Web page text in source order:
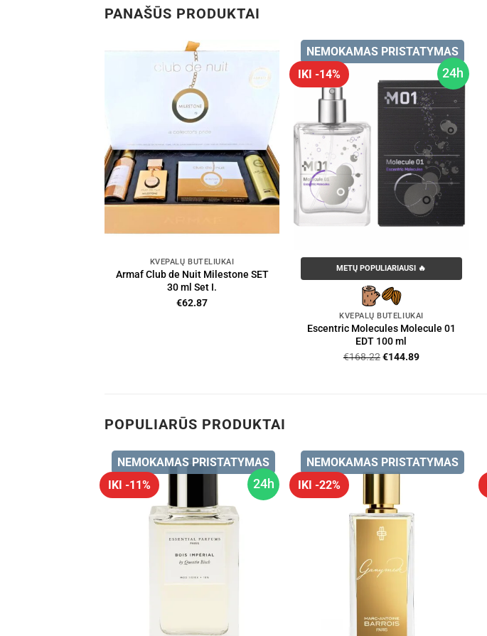
PANAŠŪS PRODUKTAI
KVEPALŲ BUTELIUKAI
Armaf Club de Nuit Milestone SET
30 ml Set I.
€62.87
24h
IKI -14%
NEMOKAMAS PRISTATYMAS
METŲ POPULIARIAUSI 🔥
KVEPALŲ BUTELIUKAI
Escentric Molecules Molecule 01
EDT 100 ml
€168.22Original
€144.89Current
POPULIARŪS PRODUKTAI
24h
IKI -11%
NEMOKAMAS PRISTATYMAS
IKI -22%
NEMOKAMAS PRISTATYMAS